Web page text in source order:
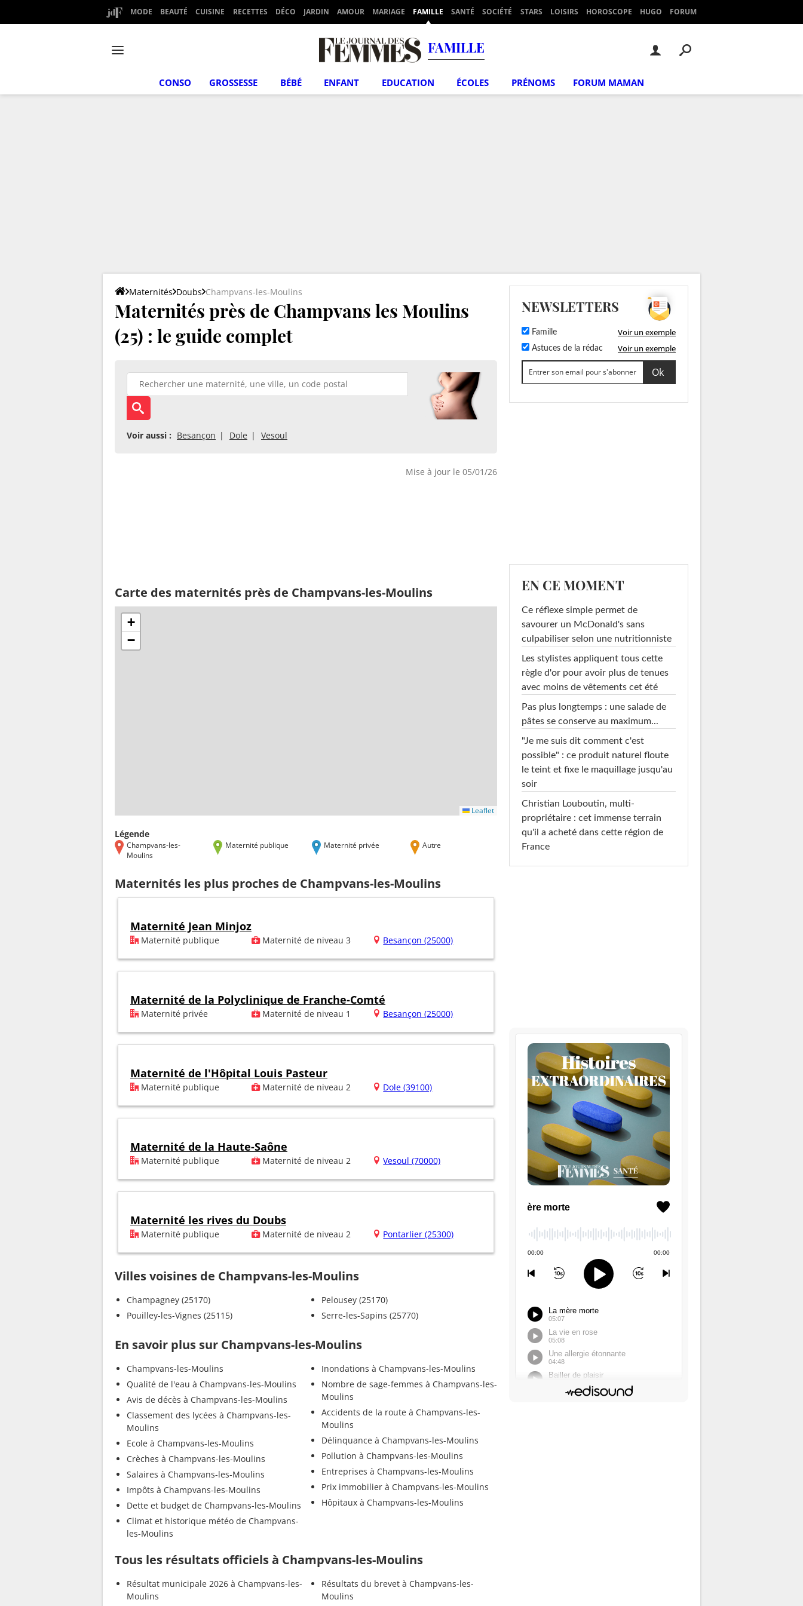
MODE BEAUTÉ CUISINE RECETTES DÉCO JARDIN AMOUR MARIAGE FAMILLE SANTÉ SOCIÉTÉ STARS LOISIRS HOROSCOPE HUGO FORUM
FAMILLE
CONSO GROSSESSE BÉBÉ ENFANT EDUCATION ÉCOLES PRÉNOMS FORUM MAMAN
Maternités Doubs Champvans-les-Moulins
Maternités près de Champvans les Moulins
(25) : le guide complet
Voir aussi : Besançon Dole Vesoul
Mise à jour le 05/01/26
Carte des maternités près de Champvans-les-Moulins
+
−
Leaflet
Légende
Champvans-les-
Moulins
Maternité publique Maternité privée Autre
Maternités les plus proches de Champvans-les-Moulins
Maternité Jean Minjoz
Maternité publique Maternité de niveau 3 Besançon (25000)
Maternité de la Polyclinique de Franche-Comté
Maternité privée Maternité de niveau 1 Besançon (25000)
Maternité de l'Hôpital Louis Pasteur
Maternité publique Maternité de niveau 2 Dole (39100)
Maternité de la Haute-Saône
Maternité publique Maternité de niveau 2 Vesoul (70000)
Maternité les rives du Doubs
Maternité publique Maternité de niveau 2 Pontarlier (25300)
Villes voisines de Champvans-les-Moulins
Champagney (25170)
Pouilley-les-Vignes (25115)
Pelousey (25170)
Serre-les-Sapins (25770)
En savoir plus sur Champvans-les-Moulins
Champvans-les-Moulins
Qualité de l'eau à Champvans-les-Moulins
Avis de décès à Champvans-les-Moulins
Classement des lycées à Champvans-les-
Moulins
Ecole à Champvans-les-Moulins
Crèches à Champvans-les-Moulins
Salaires à Champvans-les-Moulins
Impôts à Champvans-les-Moulins
Dette et budget de Champvans-les-Moulins
Climat et historique météo de Champvans-
les-Moulins
Inondations à Champvans-les-Moulins
Nombre de sage-femmes à Champvans-les-
Moulins
Accidents de la route à Champvans-les-
Moulins
Délinquance à Champvans-les-Moulins
Pollution à Champvans-les-Moulins
Entreprises à Champvans-les-Moulins
Prix immobilier à Champvans-les-Moulins
Hôpitaux à Champvans-les-Moulins
Tous les résultats officiels à Champvans-les-Moulins
Résultat municipale 2026 à Champvans-les-
Moulins
Résultats du brevet à Champvans-les-
Moulins
NEWSLETTERS
Famille Voir un exemple
Astuces de la rédac Voir un exemple
EN CE MOMENT
Ce réflexe simple permet de
savourer un McDonald's sans
culpabiliser selon une nutritionniste
Les stylistes appliquent tous cette
règle d'or pour avoir plus de tenues
avec moins de vêtements cet été
Pas plus longtemps : une salade de
pâtes se conserve au maximum...
"Je me suis dit comment c'est
possible" : ce produit naturel floute
le teint et fixe le maquillage jusqu'au
soir
Christian Louboutin, multi-
propriétaire : cet immense terrain
qu'il a acheté dans cette région de
France